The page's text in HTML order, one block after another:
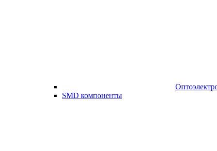
SMD компоненты